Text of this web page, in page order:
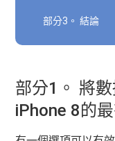
部分3。 結論
部分1。 將
iPhone 8的